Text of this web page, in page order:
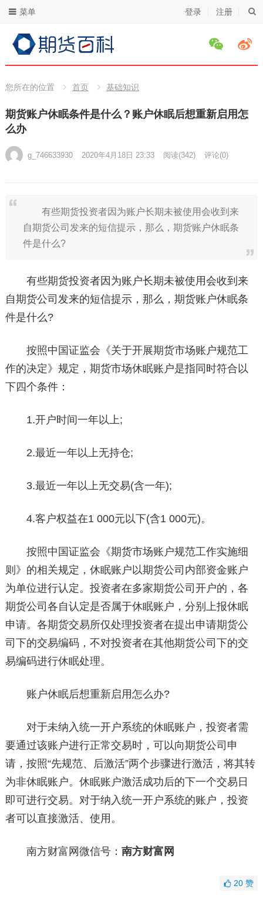
登录 注册
菜单
您所在的位置 首页 基础知识
期货账户休眠条件是什么？账户休眠后想重新启用怎
么办
g_746633930 2020年4月18日 23:33 阅读(342) 评论(0)
有些期货投资者因为账户长期未被使用会收到来
自期货公司发来的短信提示，那么，期货账户休眠条
件是什么?
有些期货投资者因为账户长期未被使用会收到来
自期货公司发来的短信提示，那么，期货账户休眠条
件是什么?
按照中国证监会《关于开展期货市场账户规范工
作的决定》规定，期货市场休眠账户是指同时符合以
下四个条件：
1.开户时间一年以上;
2.最近一年以上无持仓;
3.最近一年以上无交易(含一年);
4.客户权益在1 000元以下(含1 000元)。
按照中国证监会《期货市场账户规范工作实施细
则》的相关规定，休眠账户以期货公司内部资金账户
为单位进行认定。投资者在多家期货公司开户的，各
期货公司各自认定是否属于休眠账户，分别上报休眠
申请。各期货交易所仅处理投资者在提出申请期货公
司下的交易编码，不对投资者在其他期货公司下的交
易编码进行休眠处理。
账户休眠后想重新启用怎么办?
对于未纳入统一开户系统的休眠账户，投资者需
要通过该账户进行正常交易时，可以向期货公司申
请，按照“先规范、后激活”两个步骤进行激活，将其转
为非休眠账户。休眠账户激活成功后的下一个交易日
即可进行交易。对于纳入统一开户系统的账户，投资
者可以直接激活、使用。
南方财富网微信号： 南方财富网
20赞